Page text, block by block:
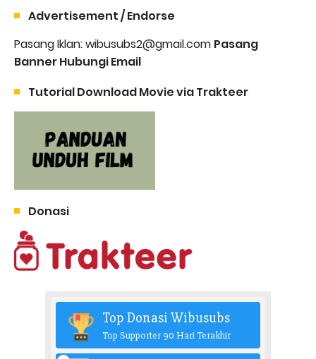
Advertisement / Endorse
Pasang Iklan: wibusubs2@gmail.com Pasang
Banner Hubungi Email
Tutorial Download Movie via Trakteer
Donasi